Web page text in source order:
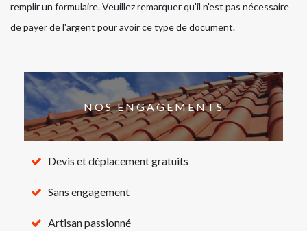
remplir un formulaire. Veuillez remarquer qu'il n'est pas nécessaire
de payer de l'argent pour avoir ce type de document.
NOS ENGAGEMENTS
Devis et déplacement gratuits
Sans engagement
Artisan passionné